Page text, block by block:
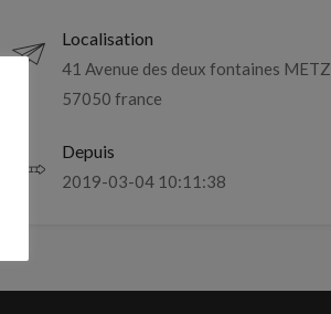
Localisation
41 Avenue des deux fontaines METZ
57050 france
Depuis
2019-03-04 10:11:38